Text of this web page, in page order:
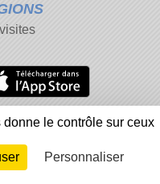
des cookies
contenu inapproprié
Connexion
le contrôle sur ceux
Personnaliser